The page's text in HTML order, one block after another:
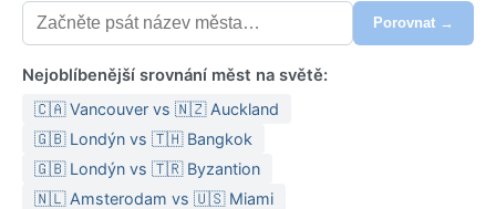
Porovnat →
Nejoblíbenější srovnání měst na světě:
🇨🇦 Vancouver vs 🇳🇿 Auckland
🇬🇧 Londýn vs 🇹🇭 Bangkok
🇬🇧 Londýn vs 🇹🇷 Byzantion
🇳🇱 Amsterodam vs 🇺🇸 Miami